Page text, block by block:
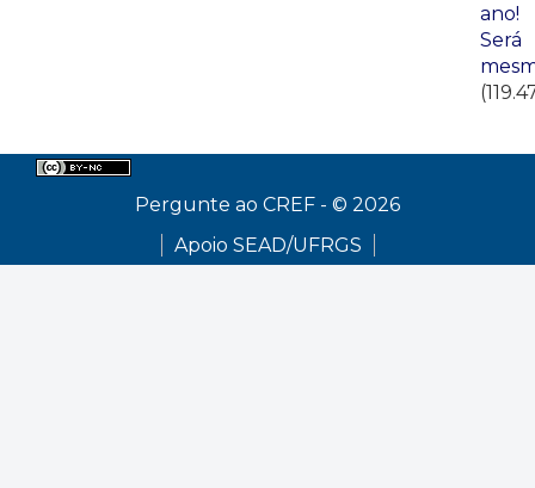
ano!
Será
Pergunte ao CREF - © 2026
Apoio SEAD/UFRGS